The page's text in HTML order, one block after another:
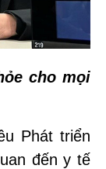
cho mọi
Phát triển
đến y tế